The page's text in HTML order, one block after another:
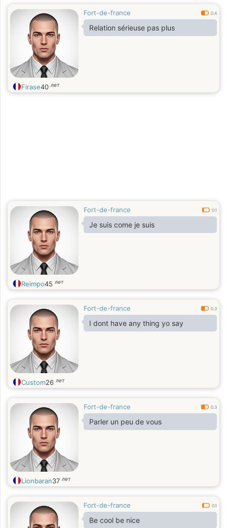
Fort-de-france 0.4
Relation sérieuse pas plus
Firase40 лет
Fort-de-france 0.1
Je suis come je suis
Reimpo45 лет
Fort-de-france 0.3
I dont have any thing yo say
Custom26 лет
Fort-de-france 0.3
Parler un peu de vous
Lionbaran37 лет
Fort-de-france 0.1
Be cool be nice